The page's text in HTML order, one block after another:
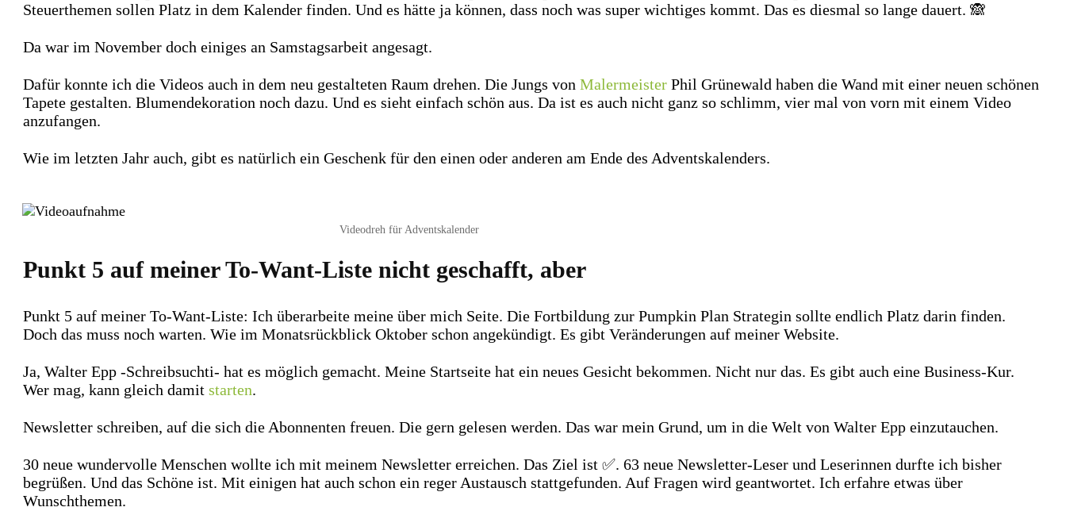
Steuerthemen sollen Platz in dem Kalender finden. Und es hätte ja können, dass noch was super wichtiges kommt. Das es diesmal so lange dauert. 🙈
Da war im November doch einiges an Samstagsarbeit angesagt.
Dafür konnte ich die Videos auch in dem neu gestalteten Raum drehen. Die Jungs von Malermeister Phil Grünewald haben die Wand mit einer neuen schönen
Tapete gestalten. Blumendekoration noch dazu. Und es sieht einfach schön aus. Da ist es auch nicht ganz so schlimm, vier mal von vorn mit einem Video
anzufangen.
Wie im letzten Jahr auch, gibt es natürlich ein Geschenk für den einen oder anderen am Ende des Adventskalenders.
Videodreh für Adventskalender
Punkt 5 auf meiner To-Want-Liste nicht geschafft, aber
Punkt 5 auf meiner To-Want-Liste: Ich überarbeite meine über mich Seite. Die Fortbildung zur Pumpkin Plan Strategin sollte endlich Platz darin finden.
Doch das muss noch warten. Wie im Monatsrückblick Oktober schon angekündigt. Es gibt Veränderungen auf meiner Website.
Ja, Walter Epp -Schreibsuchti- hat es möglich gemacht. Meine Startseite hat ein neues Gesicht bekommen. Nicht nur das. Es gibt auch eine Business-Kur.
Wer mag, kann gleich damit starten.
Newsletter schreiben, auf die sich die Abonnenten freuen. Die gern gelesen werden. Das war mein Grund, um in die Welt von Walter Epp einzutauchen.
30 neue wundervolle Menschen wollte ich mit meinem Newsletter erreichen. Das Ziel ist ✅. 63 neue Newsletter-Leser und Leserinnen durfte ich bisher
begrüßen. Und das Schöne ist. Mit einigen hat auch schon ein reger Austausch stattgefunden. Auf Fragen wird geantwortet. Ich erfahre etwas über
Wunschthemen.